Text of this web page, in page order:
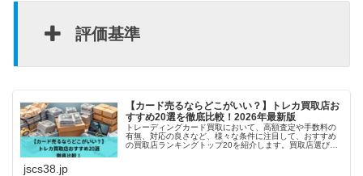
評価基準
【カード売るならどこがいい？】トレカ買取店お
すすめ20選を徹底比較！2026年最新版
トレーディングカード買取において、高額査定や手数料の
有無、対応の良さなど、様々な条件に注目して、おすすめ
の買取店ランキングトップ20を紹介します。買取店選びで
jscs38.jp